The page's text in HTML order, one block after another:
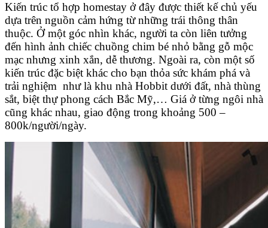
Kiến trúc tổ hợp homestay ở đây được thiết kế chủ yếu
dựa trên nguồn cảm hứng từ những trái thông thân
thuộc. Ở một góc nhìn khác, người ta còn liên tưởng
đến hình ảnh chiếc chuồng chim bé nhỏ bằng gỗ mộc
mạc nhưng xinh xắn, dễ thương. Ngoài ra, còn một số
kiến trúc đặc biệt khác cho bạn thỏa sức khám phá và
trải nghiệm như là khu nhà Hobbit dưới đất, nhà thùng
sắt, biệt thự phong cách Bắc Mỹ,… Giá ở từng ngôi nhà
cũng khác nhau, giao động trong khoảng 500 –
800k/người/ngày.